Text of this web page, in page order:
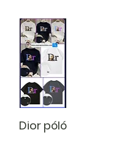
Dior póló